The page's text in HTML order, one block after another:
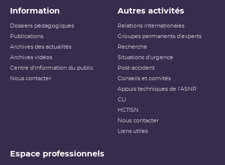
Information
Dossiers pédagogiques
Publications
Archives des actualités
Archives vidéos
Centre d'information du public
Nous contacter
Autres activités
Relations internationales
Groupes permanents d'experts
Recherche
Situations d'urgence
Post-accident
Conseils et comités
Appuis techniques de l'ASNR
CLI
HCTISN
Nous contacter
Liens utiles
Espace professionnels